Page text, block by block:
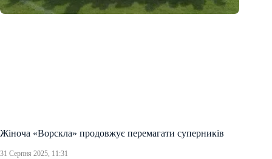
Жіноча «Ворскла» продовжує перемагати суперників
31 Серпня 2025, 11:31